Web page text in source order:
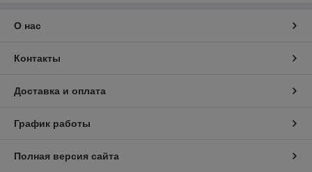
О нас
Контакты
Доставка и оплата
График работы
Полная версия сайта